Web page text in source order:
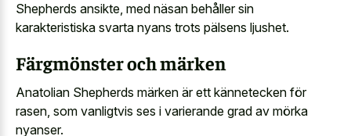
Shepherds ansikte, med näsan behåller sin
karakteristiska svarta nyans trots pälsens ljushet.
Färgmönster och märken
Anatolian Shepherds märken är ett kännetecken för
rasen, som vanligtvis ses i varierande grad av mörka
nyanser.